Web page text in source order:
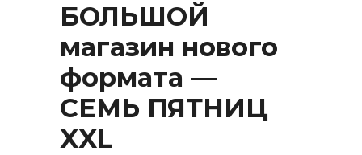
БОЛЬШОЙ
магазин нового
формата —
СЕМЬ ПЯТНИЦ
XXL